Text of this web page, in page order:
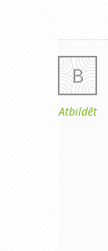
B
Atbildēt